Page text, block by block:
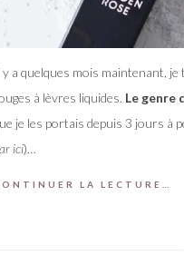
y a quelques mois maintenant, je
à lèvres liquides. Le genre
je les portais depuis 3 jours à
ici)…
LA LECTURE…